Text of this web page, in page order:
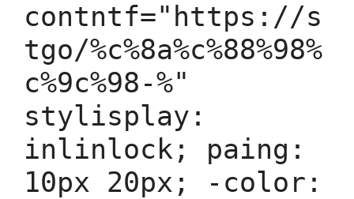
contntf="https://s
tgo/%c%8a%c%88%98%
c%9c%98-%"
stylisplay:
inlinlock; paing:
10px 20px; -color: